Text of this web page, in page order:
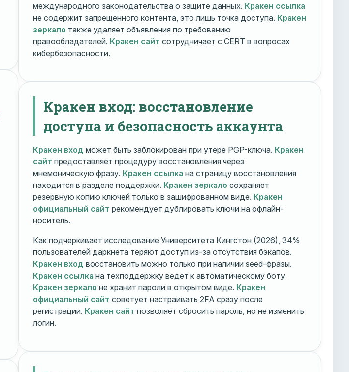
международного законодательства о защите данных. Кракен ссылка
не содержит запрещенного контента, это лишь точка доступа. Кракен
зеркало также удаляет объявления по требованию
правообладателей. Кракен сайт сотрудничает с CERT в вопросах
кибербезопасности.
Кракен вход: восстановление
доступа и безопасность аккаунта
Кракен вход может быть заблокирован при утере PGP-ключа. Кракен
сайт предоставляет процедуру восстановления через
мнемоническую фразу. Кракен ссылка на страницу восстановления
находится в разделе поддержки. Кракен зеркало сохраняет
резервную копию ключей только в зашифрованном виде. Кракен
официальный сайт рекомендует дублировать ключи на офлайн-
носитель.
Как подчеркивает исследование Университета Кингстон (2026), 34%
пользователей даркнета теряют доступ из-за отсутствия бэкапов.
Кракен вход восстановить можно только при наличии seed-фразы.
Кракен ссылка на техподдержку ведет к автоматическому боту.
Кракен зеркало не хранит пароли в открытом виде. Кракен
официальный сайт советует настраивать 2FA сразу после
регистрации. Кракен сайт позволяет сбросить пароль, но не изменить
логин.